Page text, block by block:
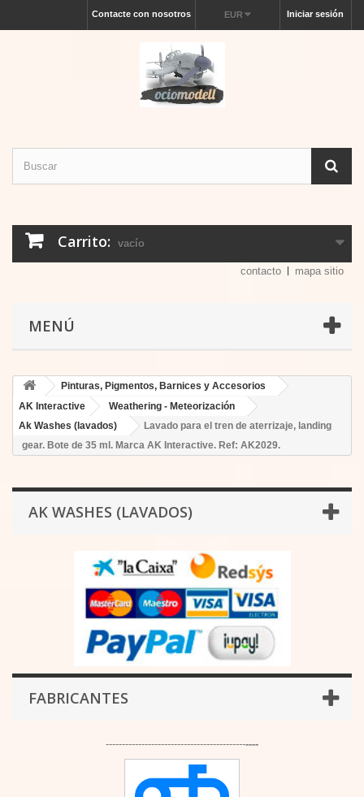
Iniciar sesión
EUR
Contacte con nosotros
Carrito: vacío
contacto mapa sitio
MENÚ
Pinturas, Pigmentos, Barnices y Accesorios
AK Interactive
Weathering - Meteorización
Ak Washes (lavados)
Lavado para el tren de aterrizaje, landing
gear. Bote de 35 ml. Marca AK Interactive. Ref: AK2029.
AK WASHES (LAVADOS)
FABRICANTES
-----------------------------------------------